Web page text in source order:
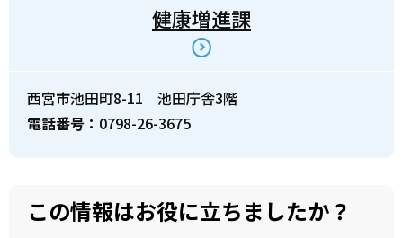
健康増進課
西宮市池田町8-11 池田庁舎3階
電話番号： 0798-26-3675
この情報はお役に立ちましたか？